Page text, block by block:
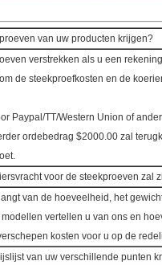
van uw producten krijgen?
verstrekken als u een
de steekproefkosten en de
Paypal/TT/Western Union of
ordebedrag $2000.00 zal
voor de steekproeven zal
van de hoeveelheid, het
vertellen u van ons en
kosten voor u op de
van uw verschillende punten